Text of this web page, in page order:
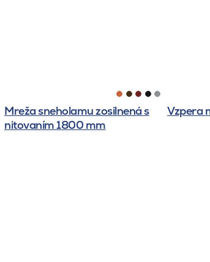
Mreža sneholamu zosilnená s
nitovaním 1800 mm
Vzpera